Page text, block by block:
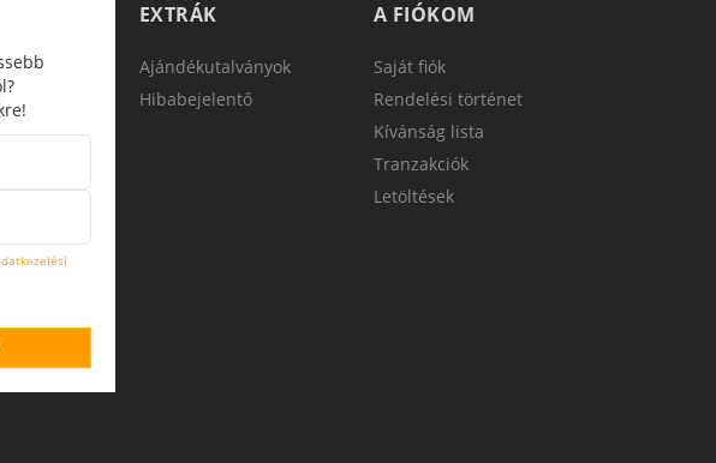
EXTRÁK
Ajándékutalványok
Hibabejelentő
A FIÓKOM
Saját fiók
Rendelési történet
Kívánság lista
Tranzakciók
Letöltések